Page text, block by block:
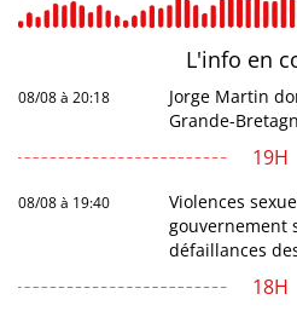
L'info en
08/08 à 20:18
Jorge Martin
Grande-
19H
08/08 à 19:40
Violences
gouvernement
défaillances
18H